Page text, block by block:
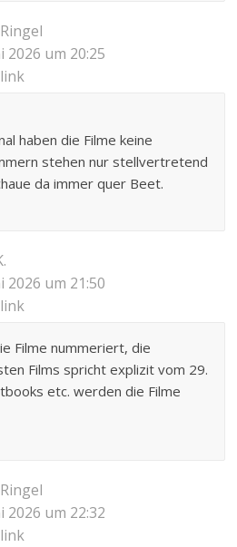
2026 um 20:25
haben die Filme keine
stehen nur stellvertretend
da immer quer Beet.
2026 um 21:50
Filme nummeriert, die
Films spricht explizit vom 29.
etc. werden die Filme
2026 um 22:32